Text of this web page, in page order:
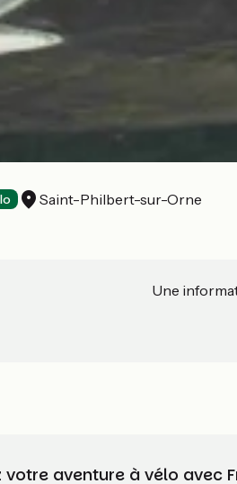
Saint-Philbert-sur-Orne
Une
votre aventure à vélo avec